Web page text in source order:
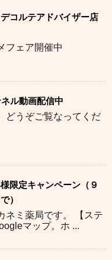
コルテアドバイザー店
フェア開催中
ル動画配信中
どうぞご覧なってくだ
限定キャンペーン（９
）
ネミ薬局です。 【ステ
マップ。ホ ...